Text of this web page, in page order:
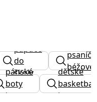
papuče
do
školy
béžové
pánské
boty
lacoste
dětské
boty